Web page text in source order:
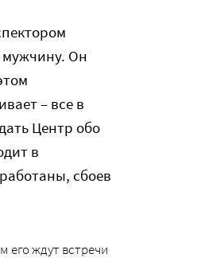
мужчину. Он
– все в
Центр обо
в
сбоев
его ждут встречи